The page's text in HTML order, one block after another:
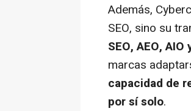
Además,
SEO, sino su
SEO, AEO, AIO
marcas
capacidad de
por sí solo.